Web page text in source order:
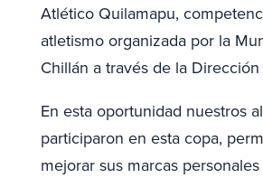
Atlético Quilamapu,
atletismo organizada por la
Chillán a través de la
En esta oportunidad nuestros
participaron en esta copa,
mejorar sus marcas